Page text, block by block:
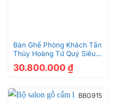
Bàn Ghế Phòng Khách Tần
Thủy Hoàng Tứ Quý Siêu
30.800.000 ₫
BBG915